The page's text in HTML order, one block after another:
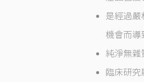
是經過
機會而導
純淨無雜
臨床研